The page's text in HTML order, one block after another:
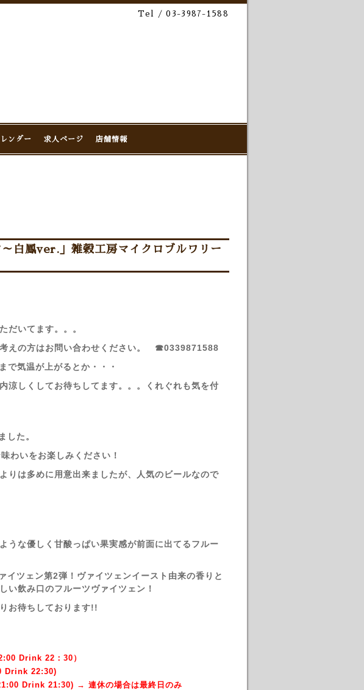
Tel / 03-3987-1588
ンダー 求人ページ 店舗情報
白鳳ver.」雑穀工房マイクロブルワリー
だいてます。。。
考えの方はお問い合わせください。 ☎0339871588
で気温が上がるとか・・・
涼しくしてお待ちしてます。。。くれぐれも気を付
した。
わいをお楽しみください！
りは多めに用意出来ましたが、人気のビールなので
うな優しく甘酸っぱい果実感が前面に出てるフルー
イツェン第2弾！ヴァイツェンイースト由来の香りと
い飲み口のフルーツヴァイツェン！
お待ちしております!!
Drink 22：30）
Drink 22:30)
Drink 21:30) → 連休の場合は最終日のみ